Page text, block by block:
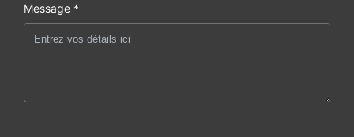
Message *